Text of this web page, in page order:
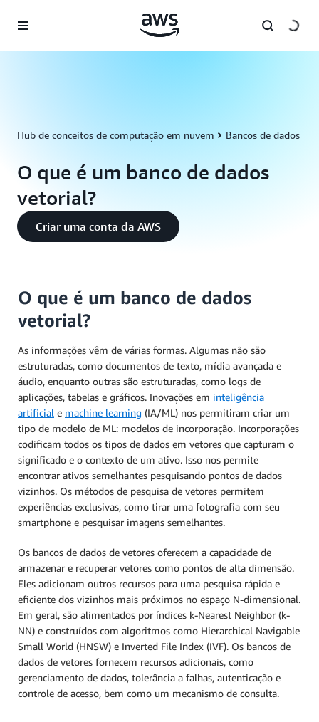
Pular para o conteúdo principal
Hub de conceitos de computação em nuvem Bancos de dados
O que é um banco de dados
vetorial?
Criar uma conta da AWS
O que é um banco de dados
vetorial?
As informações vêm de várias formas. Algumas não são
estruturadas, como documentos de texto, mídia avançada e
áudio, enquanto outras são estruturadas, como logs de
aplicações, tabelas e gráficos. Inovações em inteligência
artificial e machine learning (IA/ML) nos permitiram criar um
tipo de modelo de ML: modelos de incorporação. Incorporações
codificam todos os tipos de dados em vetores que capturam o
significado e o contexto de um ativo. Isso nos permite
encontrar ativos semelhantes pesquisando pontos de dados
vizinhos. Os métodos de pesquisa de vetores permitem
experiências exclusivas, como tirar uma fotografia com seu
smartphone e pesquisar imagens semelhantes.
Os bancos de dados de vetores oferecem a capacidade de
armazenar e recuperar vetores como pontos de alta dimensão.
Eles adicionam outros recursos para uma pesquisa rápida e
eficiente dos vizinhos mais próximos no espaço N-dimensional.
Em geral, são alimentados por índices k-Nearest Neighbor (k-
NN) e construídos com algoritmos como Hierarchical Navigable
Small World (HNSW) e Inverted File Index (IVF). Os bancos de
dados de vetores fornecem recursos adicionais, como
gerenciamento de dados, tolerância a falhas, autenticação e
controle de acesso, bem como um mecanismo de consulta.